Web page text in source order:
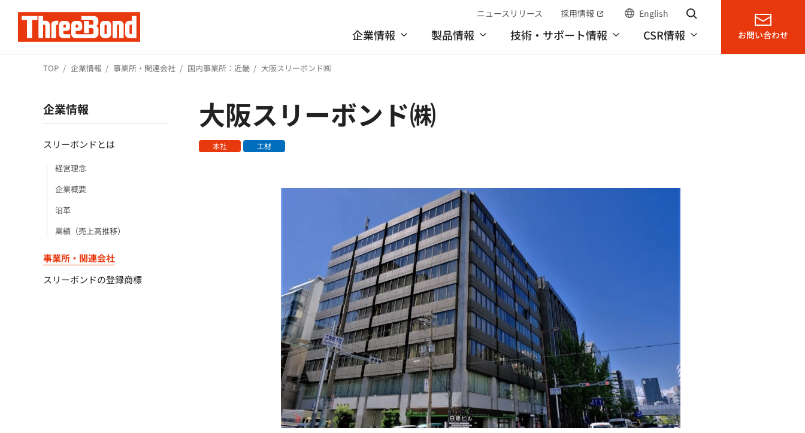
お問い合わせ
企業情報 製品情報 技術・サポート情報 CSR情報
ニュースリリース 採用情報 （別窓で開く）
English サイト内検索
TOP 企業情報 事業所・関連会社 国内事業所：近畿 大阪スリーボンド㈱
大阪スリーボンド㈱
本社 工材
企業情報
スリーボンドとは
経営理念
企業概要
沿革
業績（売上高推移）
事業所・関連会社
スリーボンドの登録商標